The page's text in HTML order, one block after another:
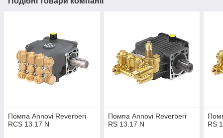
Помпа Annovi Reverberi
RCS 13.17 N
Помпа Annovi Reverberi
RS 13.17 N
RS